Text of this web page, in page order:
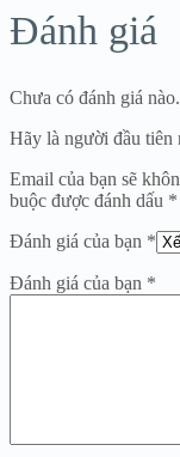
Đánh giá
Chưa có đánh giá nào.
Hãy là người đầu tiên
Email của bạn sẽ
buộc được đánh dấu *
Đánh giá của bạn *
Đánh giá của bạn *